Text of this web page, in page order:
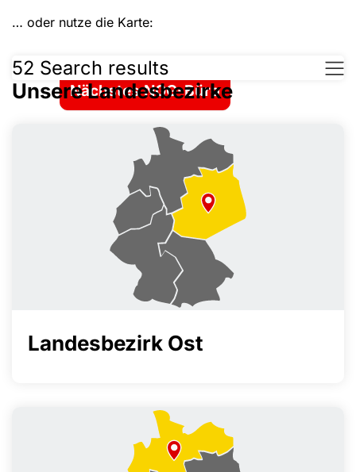
… oder nutze die Karte:
Nächstes NGG-Büro
+
52 Search results
Unsere Landesbezirke
Landesbezirk Ost